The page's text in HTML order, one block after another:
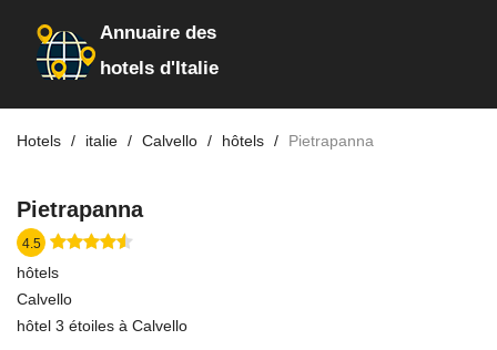
Annuaire des
hotels d'Italie
Hotels italie Calvello hôtels Pietrapanna
Pietrapanna
4.5
hôtels
Calvello
hôtel 3 étoiles à Calvello